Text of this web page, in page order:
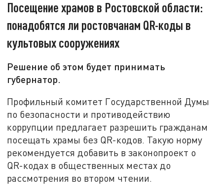
Посещение храмов в Ростовской области:
понадобятся ли ростовчанам QR-коды в
культовых сооружениях
Решение об этом будет принимать
губернатор.
Профильный комитет Государственной Думы
по безопасности и противодействию
коррупции предлагает разрешить гражданам
посещать храмы без QR-кодов. Такую норму
рекомендуется добавить в законопроект о
QR-кодах в общественных местах до
рассмотрения во втором чтении.